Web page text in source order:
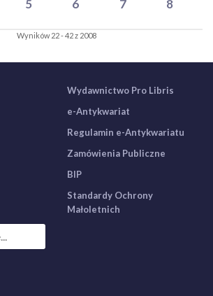
5 6 7 8
Wyników 22 - 42 z 2008
Wydawnictwo Pro Libris
e-Antykwariat
Regulamin e-Antykwariatu
Zamówienia Publiczne
BIP
Standardy Ochrony
Małoletnich